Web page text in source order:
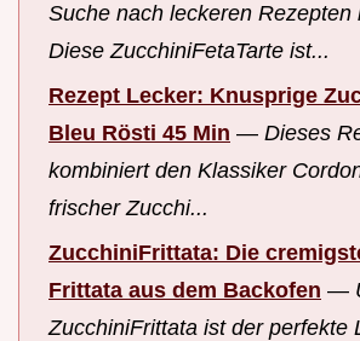
Suche nach leckeren Rezepten
Diese ZucchiniFetaTarte ist...
Rezept Lecker: Knusprige
Bleu Rösti 45 Min — Dieses
kombiniert den Klassiker
frischer Zucchi...
ZucchiniFrittata: Die
Frittata aus dem Backofen —
ZucchiniFrittata ist der perfekte